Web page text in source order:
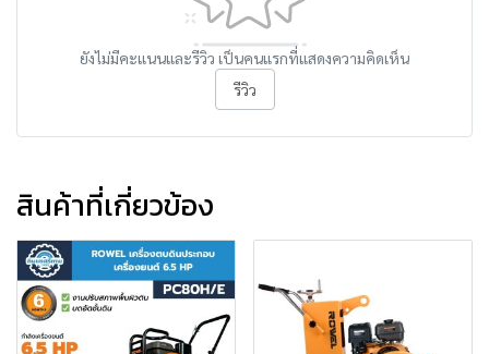
ยังไม่มีคะแนนและรีวิว เป็นคนแรกที่แสดงความคิดเห็น
รีวิว
สินค้าที่เกี่ยวข้อง